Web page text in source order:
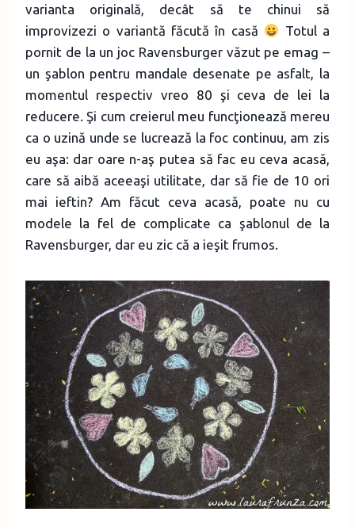
varianta originală, decât să te chinui să
improvizezi o variantă făcută în casă
Totul a
pornit de la un joc Ravensburger văzut pe emag –
un şablon pentru mandale desenate pe asfalt, la
momentul respectiv vreo 80 şi ceva de lei la
reducere. Şi cum creierul meu funcţionează mereu
ca o uzină unde se lucrează la foc continuu, am zis
eu aşa: dar oare n-aş putea să fac eu ceva acasă,
care să aibă aceeaşi utilitate, dar să fie de 10 ori
mai ieftin? Am făcut ceva acasă, poate nu cu
modele la fel de complicate ca şablonul de la
Ravensburger, dar eu zic că a ieşit frumos.